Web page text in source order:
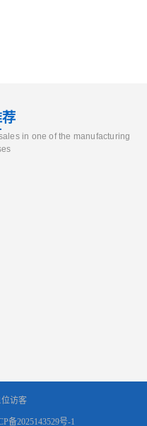
in one of the manufacturing
位访客
备2025143529号-1